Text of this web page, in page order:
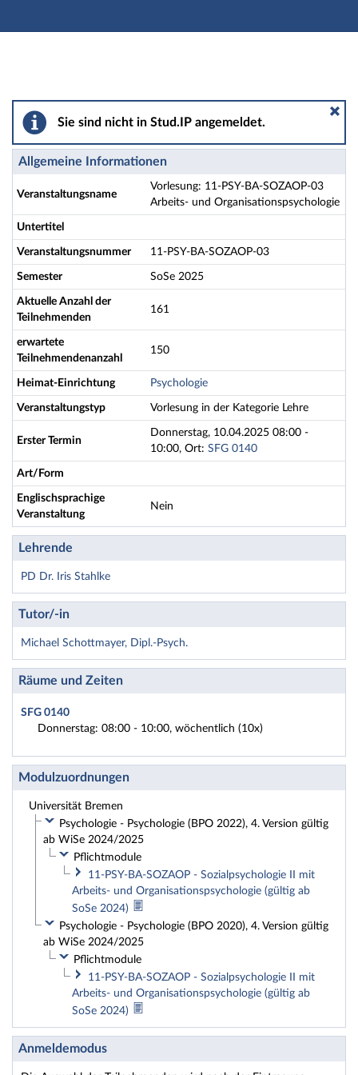
Hauptnavigation
Vorlesung: 11-PSY-BA-SOZAOP-03 Arbeits- und
Sie sind nicht in Stud.IP angemeldet.
Allgemeine Informationen
Veranstaltungsname
Vorlesung: 11-PSY-BA-SOZAOP-03
Arbeits- und Organisationspsychologie
Untertitel
Veranstaltungsnummer 11-PSY-BA-SOZAOP-03
Semester SoSe 2025
Aktuelle Anzahl der
Teilnehmenden
161
erwartete
Teilnehmendenanzahl
150
Heimat-Einrichtung Psychologie
Veranstaltungstyp Vorlesung in der Kategorie Lehre
Erster Termin
Donnerstag, 10.04.2025 08:00 -
10:00, Ort: SFG 0140
Art/Form
Englischsprachige
Veranstaltung
Nein
Lehrende
PD Dr. Iris Stahlke
Tutor/-in
Michael Schottmayer, Dipl.-Psych.
Räume und Zeiten
SFG 0140
Donnerstag: 08:00 - 10:00, wöchentlich (10x)
Modulzuordnungen
Universität Bremen
Psychologie - Psychologie (BPO 2022), 4. Version gültig
ab WiSe 2024/2025
Pflichtmodule
11-PSY-BA-SOZAOP - Sozialpsychologie II mit
Arbeits- und Organisationspsychologie (gültig ab
SoSe 2024)
Psychologie - Psychologie (BPO 2020), 4. Version gültig
ab WiSe 2024/2025
Pflichtmodule
11-PSY-BA-SOZAOP - Sozialpsychologie II mit
Arbeits- und Organisationspsychologie (gültig ab
SoSe 2024)
Anmeldemodus